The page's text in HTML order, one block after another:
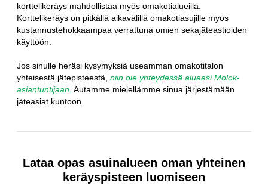
korttelikeräys mahdollistaa myös omakotialueilla.
Korttelikeräys on pitkällä aikavälillä omakotiasujille myös
kustannustehokkaampaa verrattuna omien sekajäteastioiden
käyttöön.
Jos sinulle heräsi kysymyksiä useamman omakotitalon
yhteisestä jätepisteestä, niin ole yhteydessä alueesi Molok-
asiantuntijaan. Autamme mielellämme sinua järjestämään
jäteasiat kuntoon.
Lataa opas asuinalueen oman yhteinen
keräyspisteen luomiseen